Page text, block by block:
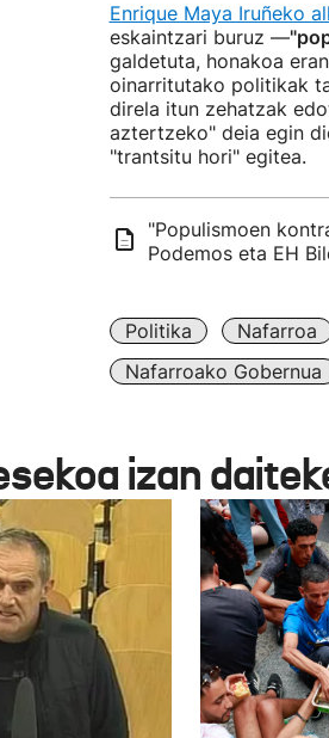
Enrique Maya Iruñeko
eskaintzari buruz —
galdetuta, honakoa
oinarritutako politikak
direla itun zehatzak
aztertzeko" deia egin
"trantsitu hori" egitea.
"Populismoen
Podemos eta EH
Politika Nafarroa
Nafarroako Gobernua
izan